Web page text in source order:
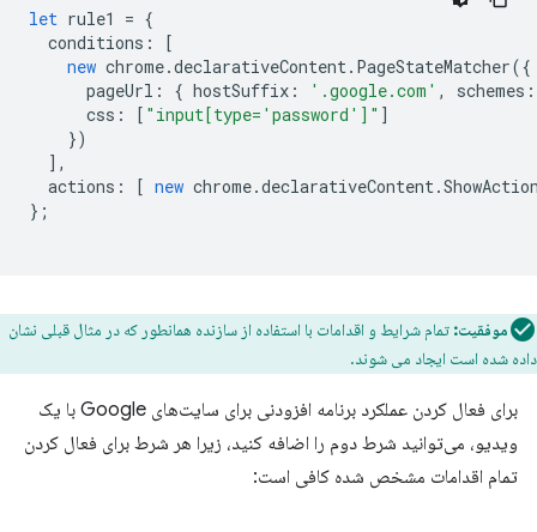
let rule1 = {
conditions :
[
new chrome.declarativeContent. PageStateMatcher({
pageUrl : { hostSuffix : '.google.com' , schemes :
css : [ "input[type='password']" ]
})
],
actions : [ new chrome.declarativeContent.
};
موفقیت: تمام شرایط و اقدامات با استفاده از سازنده همانطور که در مثال قبلی نشان
داده شده است ایجاد می شوند.
برای فعال کردن عملکرد برنامه افزودنی برای سایت‌های Google با یک
ویدیو، می‌توانید شرط دوم را اضافه کنید، زیرا هر شرط برای فعال کردن
تمام اقدامات مشخص شده کافی است: